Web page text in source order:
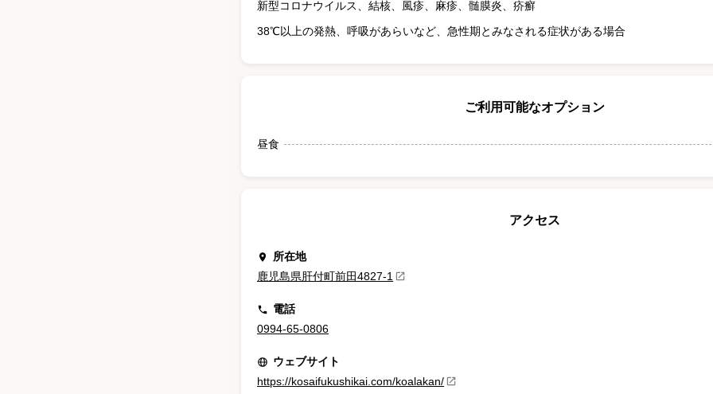
新型コロナウイルス 結核 風疹 麻疹 髄膜炎
疥癬
38℃以上の発熱、呼吸があらいなど、急性期とみなされる症状がある場合
ご利用可能なオプション
昼食
アクセス
所在地
鹿児島県肝付町前田4827-1
電話
0994-65-0806
ウェブサイト
https://kosaifukushikai.com/koalakan/